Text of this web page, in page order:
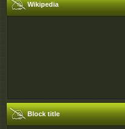
Wikipedia
Block title